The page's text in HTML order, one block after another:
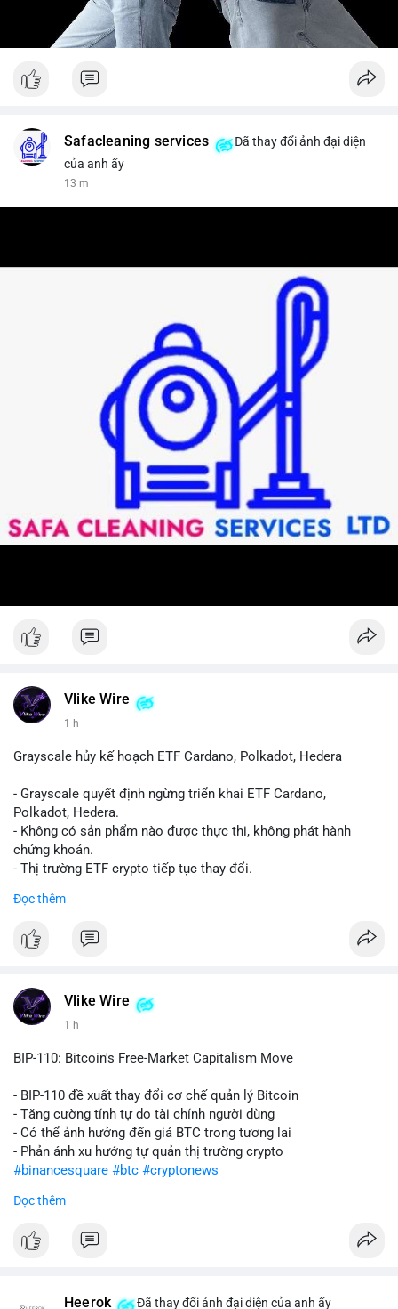
Safacleaning services
Đã thay đổi ảnh đại diện
của anh ấy
13 m
Vlike Wire
1 h
Grayscale hủy kế hoạch ETF Cardano, Polkadot, Hedera
- Grayscale quyết định ngừng triển khai ETF Cardano,
Polkadot, Hedera.
- Không có sản phẩm nào được thực thi, không phát hành
chứng khoán.
- Thị trường ETF crypto tiếp tục thay đổi.
📰 Nguồn: CoinDesk
Đọc thêm
Vlike Wire
1 h
BIP-110: Bitcoin's Free-Market Capitalism Move
- BIP-110 đề xuất thay đổi cơ chế quản lý Bitcoin
- Tăng cường tính tự do tài chính người dùng
- Có thể ảnh hưởng đến giá BTC trong tương lai
- Phản ánh xu hướng tự quản thị trường crypto
#binancesquare #btc #cryptonews
$btc
#vlikevn #titanbot
Đọc thêm
Heerok Đã thay đổi ảnh đại diện của anh ấy